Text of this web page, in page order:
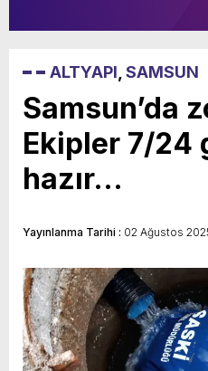
ALTYAPI SAMSUN
Samsun’da
Ekipler 7/24
hazır…
Yayınlanma Tarihi : 02 Ağustos